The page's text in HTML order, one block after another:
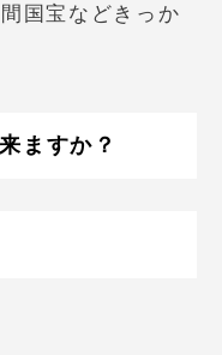
国宝などきっか
ますか？